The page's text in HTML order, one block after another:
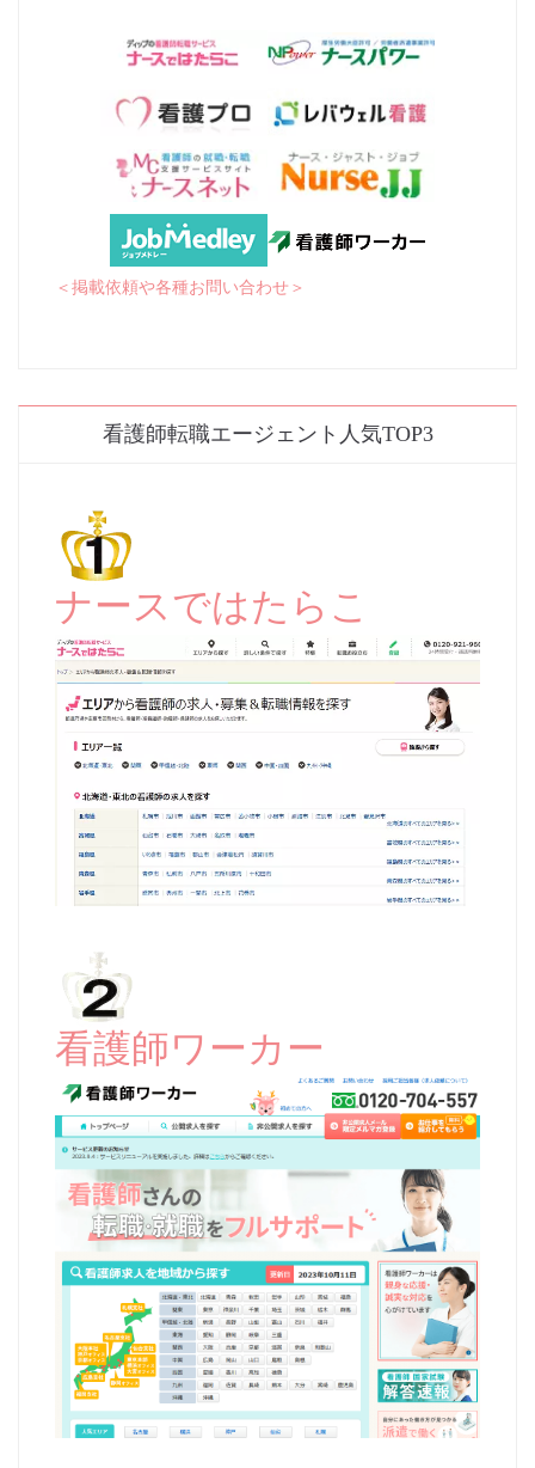
＜掲載依頼や各種お問い合わせ＞
看護師転職エージェント人気TOP3
ナースではたらこ
看護師ワーカー